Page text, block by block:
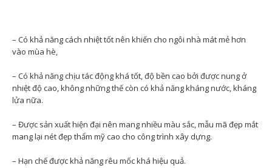
– Có khả năng cách nhiệt tốt nên khiến cho ngôi nhà mát mẻ hơn
vào mùa hè,
– Có khả năng chịu tác động khá tốt, độ bền cao bởi được nung ở
nhiệt độ cao, không những thế còn có khả năng kháng nước, kháng
lửa nữa.
– Được sản xuất hiện đại nên mang nhiều màu sắc, mẫu mã đẹp mắt
mang lại nét đẹp thẩm mỹ cao cho công trình xây dựng.
– Hạn chế được khả năng rêu mốc khá hiệu quả.